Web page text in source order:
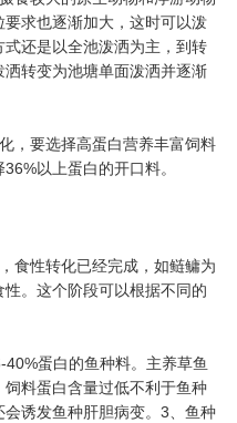
求也逐渐加大，这时可以泼
还是以全池泼洒为主，到转
转变为池塘单面泼洒并逐渐
，要选择高蛋白营养丰富饲料
以上蛋白的开口料。
食性转化已经完成，如鲢鳙为
。这个阶段可以根据不同的
蛋白的鱼种料。主养草鱼
料蛋白含量过低不利于鱼种
诱发鱼种肝胆病变。3、鱼种